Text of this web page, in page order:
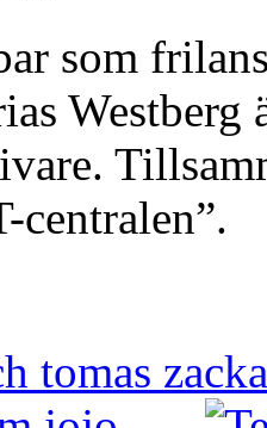
som
centralen”.
tomas